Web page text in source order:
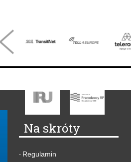
Na skróty
- Regulamin